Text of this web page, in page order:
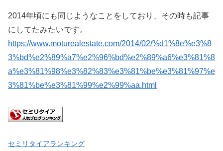
2014年頃にも同じようなことをしており、その時も記事
にしてたみたいです。
https://www.moturealestate.com/2014/02/%d1%8e%e3%8
3%bd%e2%89%a7%e2%96%bd%e2%89%a6%e3%81%8
a%e3%81%98%e3%82%83%e3%81%be%e3%81%97%e
3%81%be%e3%81%99%e2%99%aa.html
セミリタイアランキング